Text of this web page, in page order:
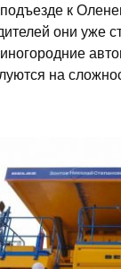
к
они уже
на